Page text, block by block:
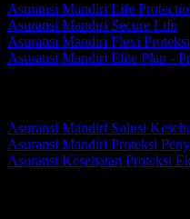
Asuransi Mandiri Life
Asuransi Mandiri Secure Life
Asuransi Mandiri Flexi Proteksi
Asuransi Mandiri Elite Plan -
Asuransi Mandiri Solusi
Asuransi Mandiri Proteksi
Asuransi Kesehatan Proteksi